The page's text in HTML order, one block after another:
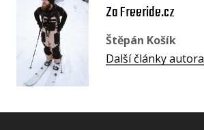
Za Freeride.cz
Štěpán Košík
Další články autora